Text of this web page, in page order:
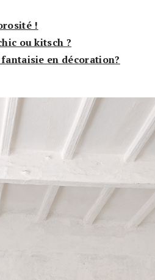
!
ou kitsch ?
en décoration?